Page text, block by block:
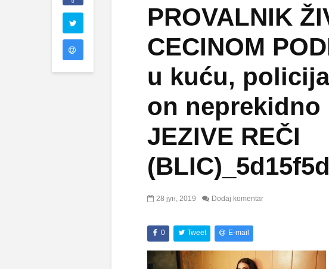
PROVALNIK
CECINOM
u kuću,
on
JEZIVE REČI
28 јун, 2019 Dodaj komentar
0 Tweet E-mail